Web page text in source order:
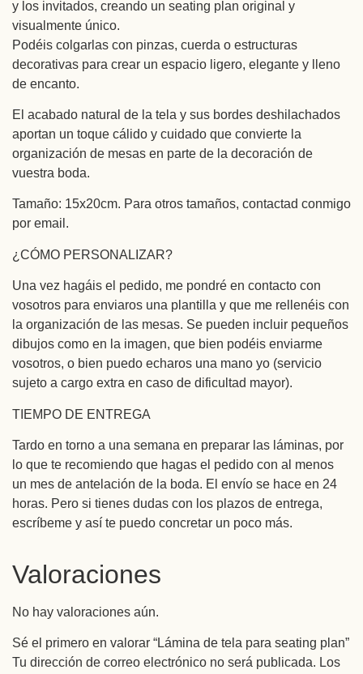
y los invitados, creando un seating plan original y
visualmente único.
Podéis colgarlas con pinzas, cuerda o estructuras
decorativas para crear un espacio ligero, elegante y lleno
de encanto.
El acabado natural de la tela y sus bordes deshilachados
aportan un toque cálido y cuidado que convierte la
organización de mesas en parte de la decoración de
vuestra boda.
Tamaño: 15x20cm. Para otros tamaños, contactad conmigo
por email.
¿CÓMO PERSONALIZAR?
Una vez hagáis el pedido, me pondré en contacto con
vosotros para enviaros una plantilla y que me rellenéis con
la organización de las mesas. Se pueden incluir pequeños
dibujos como en la imagen, que bien podéis enviarme
vosotros, o bien puedo echaros una mano yo (servicio
sujeto a cargo extra en caso de dificultad mayor).
TIEMPO DE ENTREGA
Tardo en torno a una semana en preparar las láminas, por
lo que te recomiendo que hagas el pedido con al menos
un mes de antelación de la boda. El envío se hace en 24
horas. Pero si tienes dudas con los plazos de entrega,
escríbeme y así te puedo concretar un poco más.
Valoraciones
No hay valoraciones aún.
Sé el primero en valorar “Lámina de tela para seating plan”
Tu dirección de correo electrónico no será publicada. Los